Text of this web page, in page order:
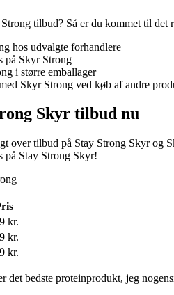
tilbud? Så er du kommet til
hos udvalgte forhandlere
på Skyr Strong
i større emballager
Skyr Strong ved køb af andre
Skyr tilbud nu
over tilbud på Stay Strong Skyr og
på Stay Strong Skyr!
kr.
kr.
kr.
det bedste proteinprodukt, jeg